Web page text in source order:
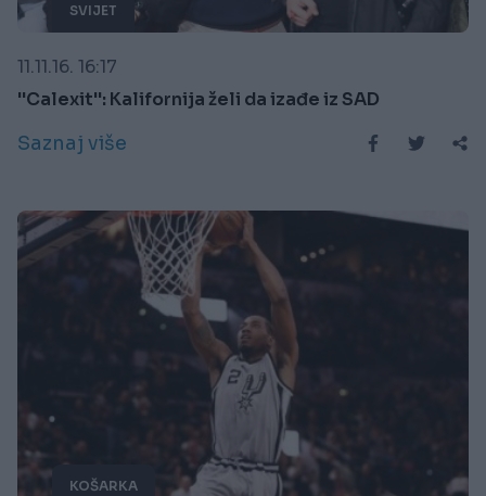
SVIJET
11.11.16. 16:17
''Calexit'': Kalifornija želi da izađe iz SAD
Saznaj više
KOŠARKA